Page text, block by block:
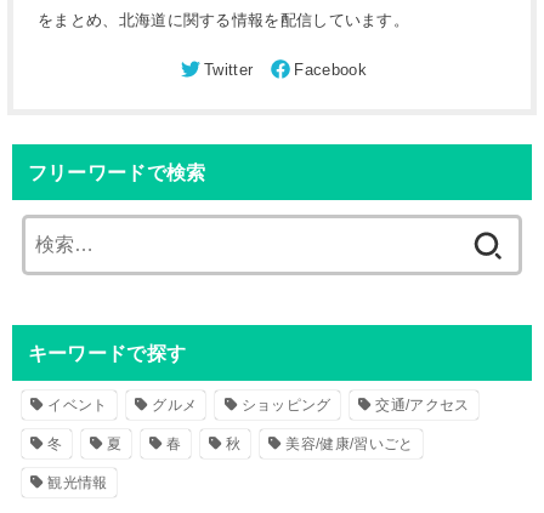
をまとめ、北海道に関する情報を配信しています。
フリーワードで検索
索
キーワードで探す
イベント グルメ ショッピング 交通/アクセス
冬 夏 春 秋 美容/健康/習いごと
観光情報